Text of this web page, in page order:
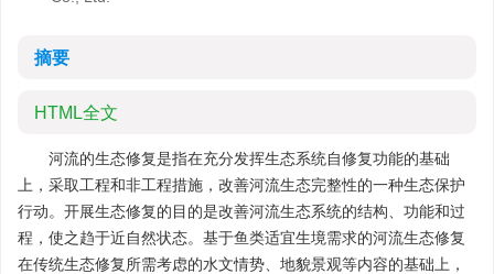
摘要
HTML全文
河流的生态修复是指在充分发挥生态系统自修复功能的基础
上，采取工程和非工程措施，改善河流生态完整性的一种生态保护
行动。开展生态修复的目的是改善河流生态系统的结构、功能和过
程，使之趋于近自然状态。基于鱼类适宜生境需求的河流生态修复
在传统生态修复所需考虑的水文情势、地貌景观等内容的基础上，